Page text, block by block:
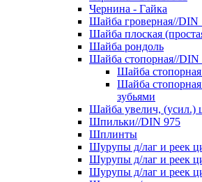
Чернина - Гайка
Шайба гроверная//DIN
Шайба плоская
Шайба рондоль
Шайба стопорная//DIN
Шайба
Шайба
зубьями
Шайба увелич, (усил.)
Шпильки//DIN 975
Шплинты
Шурупы д/лаг и реек
Шурупы д/лаг и реек
Шурупы д/лаг и реек